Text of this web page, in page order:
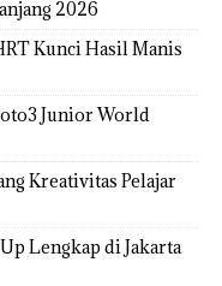
2026
Kunci Hasil Manis
Junior World
Kreativitas Pelajar
Lengkap di Jakarta